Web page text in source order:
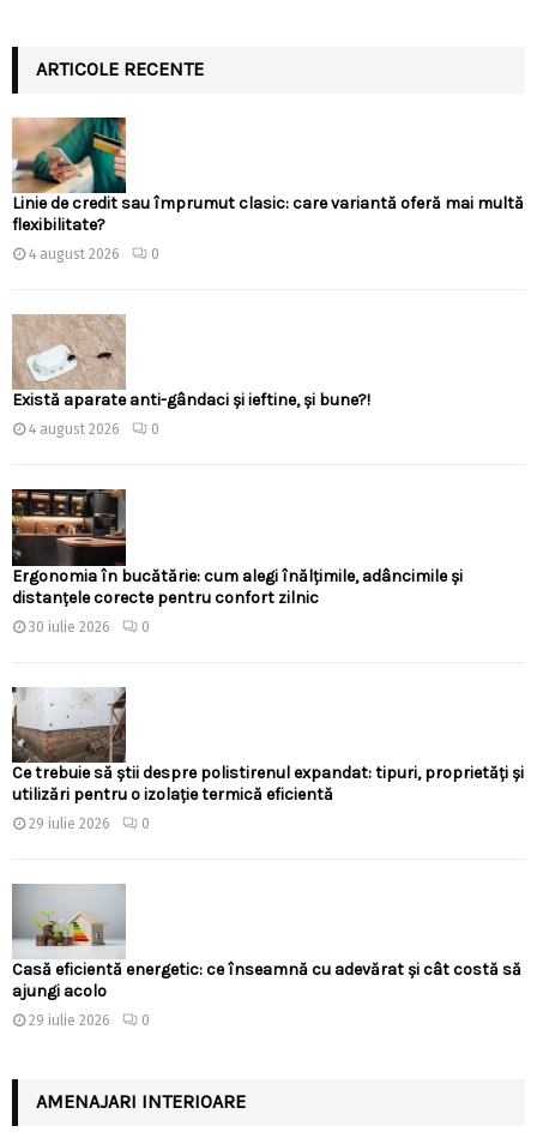
ARTICOLE RECENTE
Linie de credit sau împrumut clasic: care variantă oferă mai multă
flexibilitate?
4 august 2026 0
Există aparate anti-gândaci și ieftine, și bune?!
4 august 2026 0
Ergonomia în bucătărie: cum alegi înălțimile, adâncimile și
distanțele corecte pentru confort zilnic
30 iulie 2026 0
Ce trebuie să știi despre polistirenul expandat: tipuri, proprietăți și
utilizări pentru o izolație termică eficientă
29 iulie 2026 0
Casă eficientă energetic: ce înseamnă cu adevărat și cât costă să
ajungi acolo
29 iulie 2026 0
AMENAJARI INTERIOARE